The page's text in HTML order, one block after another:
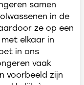
samen
in de
ze op een
elkaar in
in ons
vaak
voorbeeld zijn